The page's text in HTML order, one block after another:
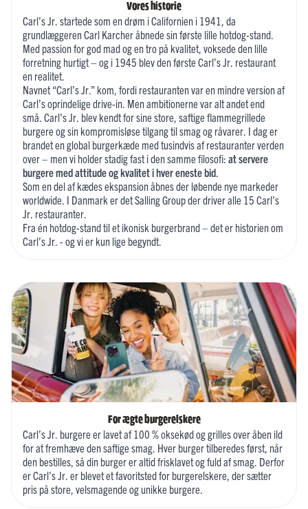
Vores historie
Carl’s Jr. startede som en drøm i Californien i 1941, da
grundlæggeren Carl Karcher åbnede sin første lille hotdog-stand.
Med passion for god mad og en tro på kvalitet, voksede den lille
forretning hurtigt – og i 1945 blev den første Carl’s Jr. restaurant
en realitet.
Navnet “Carl’s Jr.” kom, fordi restauranten var en mindre version af
Carl’s oprindelige drive-in. Men ambitionerne var alt andet end
små. Carl’s Jr. blev kendt for sine store, saftige flammegrillede
burgere og sin kompromisløse tilgang til smag og råvarer. I dag er
brandet en global burgerkæde med tusindvis af restauranter verden
over – men vi holder stadig fast i den samme filosofi: at servere
burgere med attitude og kvalitet i hver eneste bid
Som en del af kædes ekspansion åbnes der løbende nye markeder
worldwide. I Danmark er detSalling Group der driver alle 15 Carl’s
Jr. restauranter.
Fra én hotdog-stand til et ikonisk burgerbrand – det er historien om
Carl’s Jr. - og vi er kun lige begyndt.
For ægte burgerelskere
Carl’s Jr. burgere er lavet af 100 % oksekød og grilles over åben ild
for at fremhæve den saftige smag. Hver burger tilberedes først, når
den bestilles, så din burger er altid frisklavet og fuld af smag. Derfor
er Carl’s Jr. er blevet et favoritsted for burgerelskere, der sætter
pris på store, velsmagende og unikke burgere.